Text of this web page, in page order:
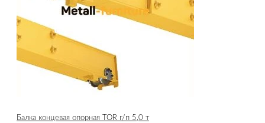
Балка концевая опорная TOR г/п 5,0 т